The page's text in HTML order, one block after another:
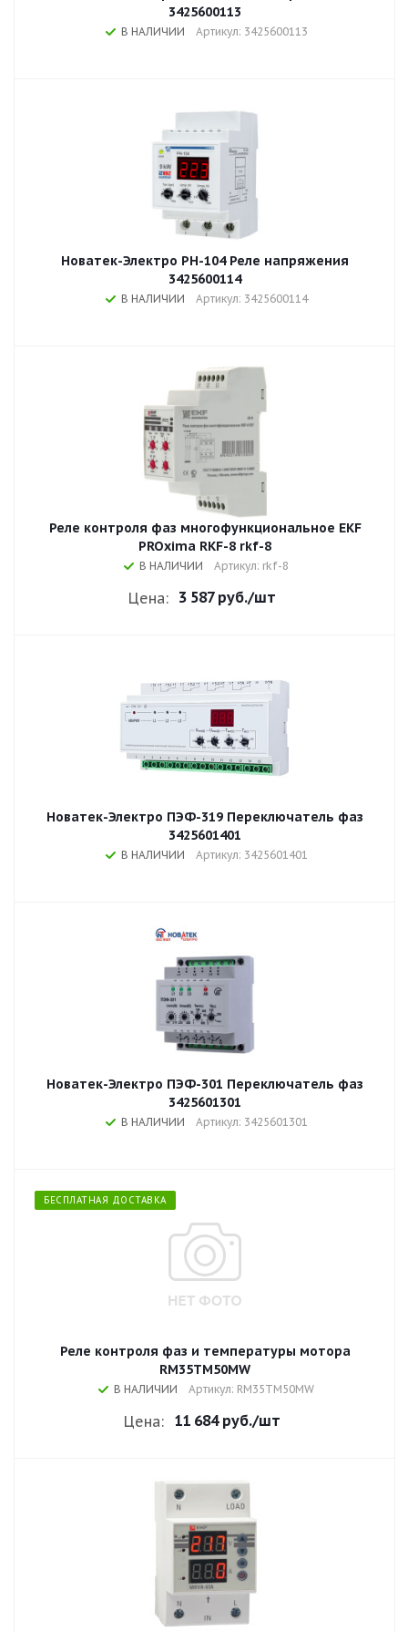
3425600113
В НАЛИЧИИ Артикул: 3425600113
Новатек-Электро РН-104 Реле напряжения
3425600114
В НАЛИЧИИ Артикул: 3425600114
Реле контроля фаз многофункциональное EKF
PROxima RKF-8 rkf-8
В НАЛИЧИИ Артикул: rkf-8
Цена: 3 587 руб./шт
Новатек-Электро ПЭФ-319 Переключатель фаз
3425601401
В НАЛИЧИИ Артикул: 3425601401
Новатек-Электро ПЭФ-301 Переключатель фаз
3425601301
В НАЛИЧИИ Артикул: 3425601301
БЕСПЛАТНАЯ ДОСТАВКА
Реле контроля фаз и температуры мотора
RM35TM50MW
В НАЛИЧИИ Артикул: RM35TM50MW
Цена: 11 684 руб./шт